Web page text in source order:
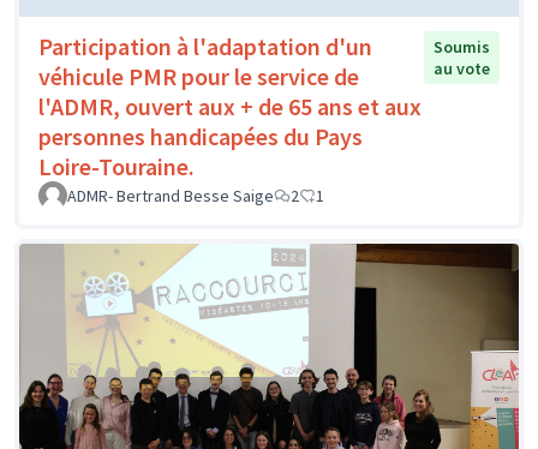
Participation à l'adaptation d'un
véhicule PMR pour le service de
l'ADMR, ouvert aux + de 65 ans et aux
personnes handicapées du Pays
Loire-Touraine.
Soumis
au vote
ADMR- Bertrand Besse Saige 2 1